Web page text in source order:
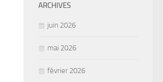
ARCHIVES
juin 2026
mai 2026
février 2026